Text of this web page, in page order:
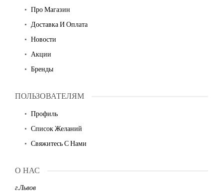
Про Магазин
Доставка И Оплата
Новости
Акции
Бренды
ПОЛЬЗОВАТЕЛЯМ
Профиль
Список Желаний
Свяжитесь С Нами
О НАС
г.Львов